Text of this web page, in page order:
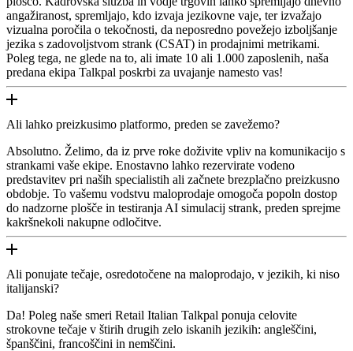
angažiranost, spremljajo, kdo izvaja jezikovne vaje, ter izvažajo
vizualna poročila o tekočnosti, da neposredno povežejo izboljšanje
jezika s zadovoljstvom strank (CSAT) in prodajnimi metrikami.
Poleg tega, ne glede na to, ali imate 10 ali 1.000 zaposlenih, naša
predana ekipa Talkpal poskrbi za uvajanje namesto vas!
Ali lahko preizkusimo platformo, preden se zavežemo?
Absolutno. Želimo, da iz prve roke doživite vpliv na komunikacijo s
strankami vaše ekipe. Enostavno lahko rezervirate vodeno
predstavitev pri naših specialistih ali začnete brezplačno preizkusno
obdobje. To vašemu vodstvu maloprodaje omogoča popoln dostop
do nadzorne plošče in testiranja AI simulacij strank, preden sprejme
kakršnekoli nakupne odločitve.
Ali ponujate tečaje, osredotočene na maloprodajo, v jezikih, ki niso
italijanski?
Da! Poleg naše smeri Retail Italian Talkpal ponuja celovite
strokovne tečaje v štirih drugih zelo iskanih jezikih: angleščini,
španščini, francoščini in nemščini.